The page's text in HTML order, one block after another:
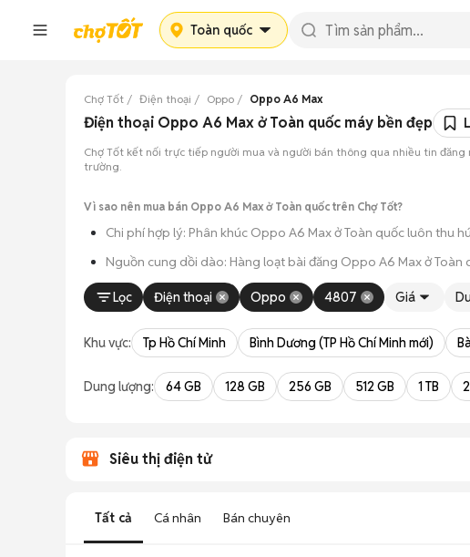
Toàn quốc
Chợ Tốt Điện thoại Oppo Oppo A6 Max
Điện thoại Oppo A6 Max ở Toàn quốc máy bền đẹp
Chợ Tốt kết nối trực tiếp người mua và người bán thông qua nhiều tin
trường.
Vì sao nên mua bán Oppo A6 Max ở Toàn quốc trên Chợ Tốt?
Chi phí hợp lý: Phân khúc Oppo A6 Max ở Toàn quốc luôn thu
Nguồn cung dồi dào: Hàng loạt bài đăng Oppo A6 Max ở
Giao dịch thực tế: Việc gặp nhau trực tiếp giúp bạn có thời gian
Lọc
Điện thoại Oppo 4807 Giá
Khu vực: Tp Hồ Chí Minh Bình Dương (TP Hồ Chí Minh mới)
Dung lượng: 64 GB 128 GB 256 GB 512 GB 1 TB
Siêu thị điện tử
Tất cả Cá nhân Bán chuyên